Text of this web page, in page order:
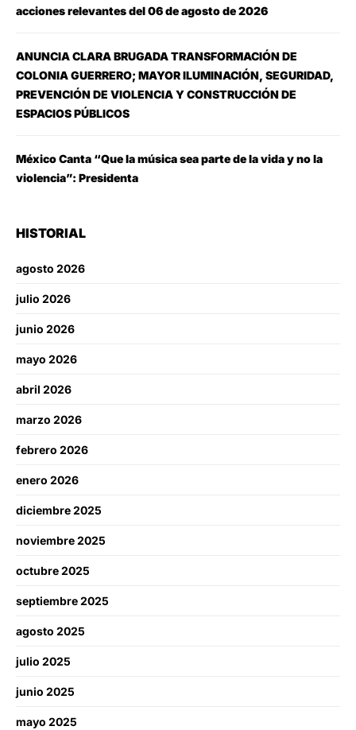
acciones relevantes del 06 de agosto de 2026
ANUNCIA CLARA BRUGADA TRANSFORMACIÓN DE
COLONIA GUERRERO; MAYOR ILUMINACIÓN, SEGURIDAD,
PREVENCIÓN DE VIOLENCIA Y CONSTRUCCIÓN DE
ESPACIOS PÚBLICOS
México Canta “Que la música sea parte de la vida y no la
violencia”: Presidenta
HISTORIAL
agosto 2026
julio 2026
junio 2026
mayo 2026
abril 2026
marzo 2026
febrero 2026
enero 2026
diciembre 2025
noviembre 2025
octubre 2025
septiembre 2025
agosto 2025
julio 2025
junio 2025
mayo 2025